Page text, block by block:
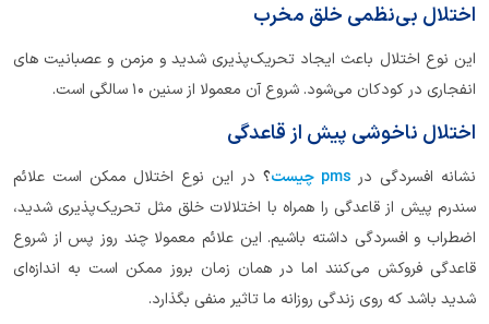
اختلال بی‌نظمی خلق مخرب
این نوع اختلال باعث ایجاد تحریک‌پذیری شدید و مزمن و عصبانیت های
انفجاری در کودکان می‌شود. شروع آن معمولا از سنین ۱۰ سالگی است.
اختلال ناخوشی پیش از قاعدگی
نشانه افسردگی در pms چیست ؟ در این نوع اختلال ممکن است علائم
سندرم پیش از قاعدگی را همراه با اختلالات خلق مثل تحریک‌پذیری شدید،
اضطراب و افسردگی داشته باشیم. این علائم معمولا چند روز پس از شروع
قاعدگی فروکش می‌کنند اما در همان زمان بروز ممکن است به اندازه‌ای
شدید باشد که روی زندگی روزانه ما تاثیر منفی بگذارد.